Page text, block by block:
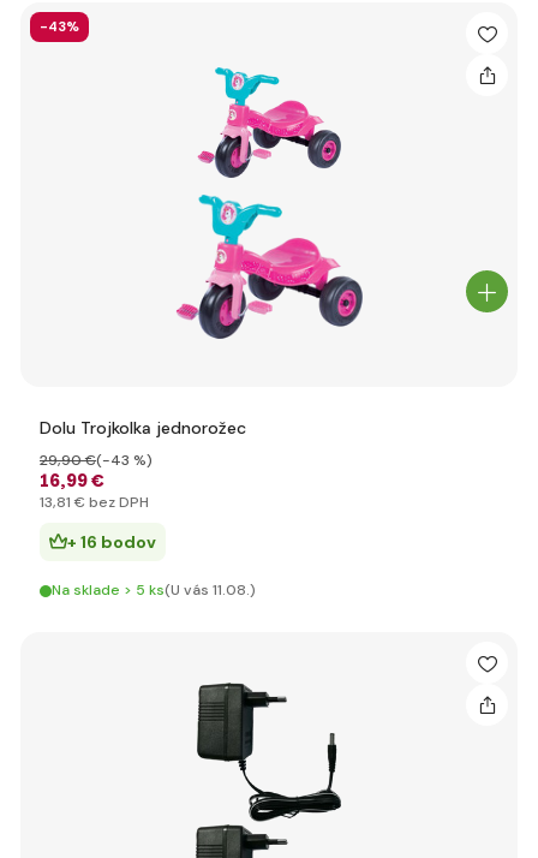
-43%
Dolu Trojkolka jednorožec
16,99 €
29,90 €(-43 %)
13,81 € bez DPH
+ 16 bodov
Na sklade > 5 ks(U vás 11.08.)